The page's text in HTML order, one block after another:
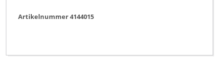
Artikelnummer 4144015